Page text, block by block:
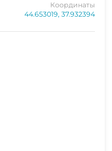
Координаты
44.653019, 37.932394